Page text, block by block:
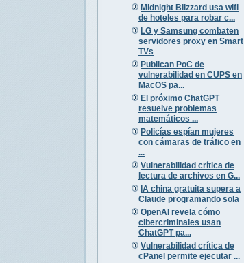
Midnight Blizzard usa wifi
de hoteles para robar c...
LG y Samsung combaten
servidores proxy en Smart
TVs
Publican PoC de
vulnerabilidad en CUPS en
MacOS pa...
El próximo ChatGPT
resuelve problemas
matemáticos ...
Policías espían mujeres
con cámaras de tráfico en
...
Vulnerabilidad crítica de
lectura de archivos en G...
IA china gratuita supera a
Claude programando sola
OpenAI revela cómo
cibercriminales usan
ChatGPT pa...
Vulnerabilidad crítica de
cPanel permite ejecutar ...